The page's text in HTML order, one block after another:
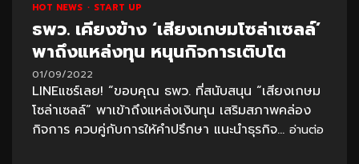
HOT NEWS START UP
ธพว. เคียงข้าง ‘เสียงเกษมโซล่าเซลล์’
พาถึงแหล่งทุน หนุนกิจการเติบโต
01/09/2022
LINEแชร์เลย! “ขอบคุณ ธพว. ที่สนับสนุน “เสียงเกษม
โซล่าเซลล์” พาเข้าถึงแหล่งเงินทุน เสริมสภาพคล่อง
กิจการ ควบคู่กับการให้คำปรึกษา แนะนำธุรกิจ... อ่านต่อ